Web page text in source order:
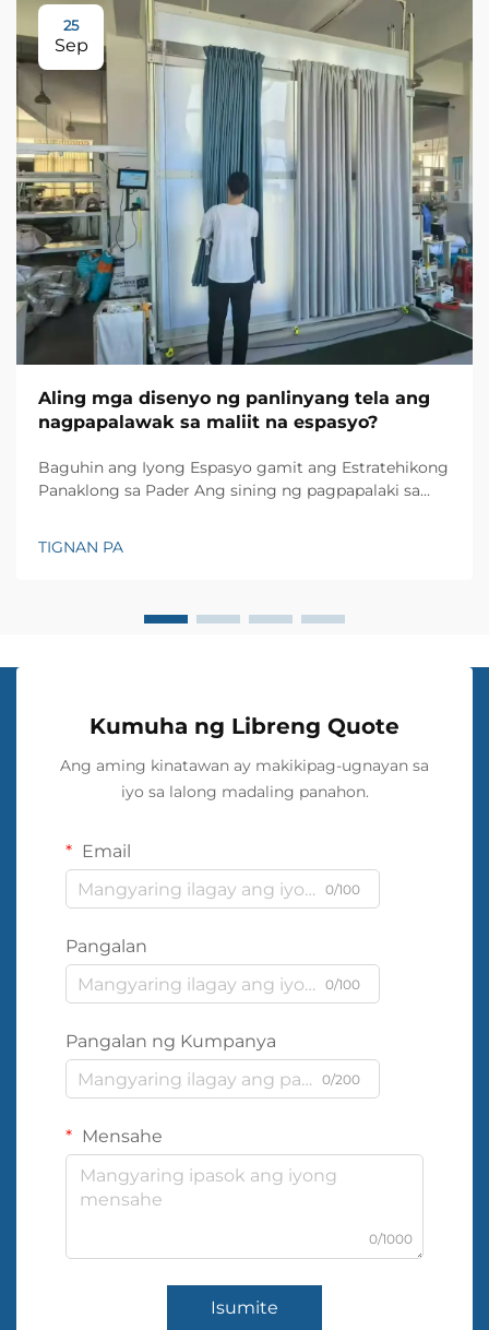
25
Sep
Aling mga disenyo ng panlinyang tela ang
nagpapalawak sa maliit na espasyo?
Baguhin ang Iyong Espasyo gamit ang Estratehikong
Panaklong sa Pader Ang sining ng pagpapalaki sa
maraming henerasyon. Isa sa maraming teknik na
TIGNAN PA
Kumuha ng Libreng Quote
Ang aming kinatawan ay makikipag-ugnayan sa
iyo sa lalong madaling panahon.
Email
0/100
Pangalan
0/100
Pangalan ng Kumpanya
0/200
Mensahe
0/1000
Isumite